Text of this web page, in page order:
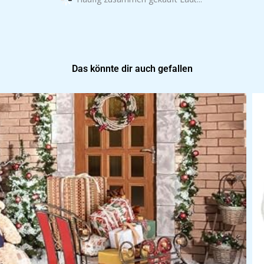
Das könnte dir auch gefallen